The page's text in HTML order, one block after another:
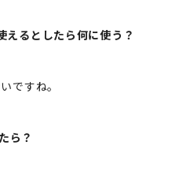
るとしたら何に使う？
ですね。
ら？